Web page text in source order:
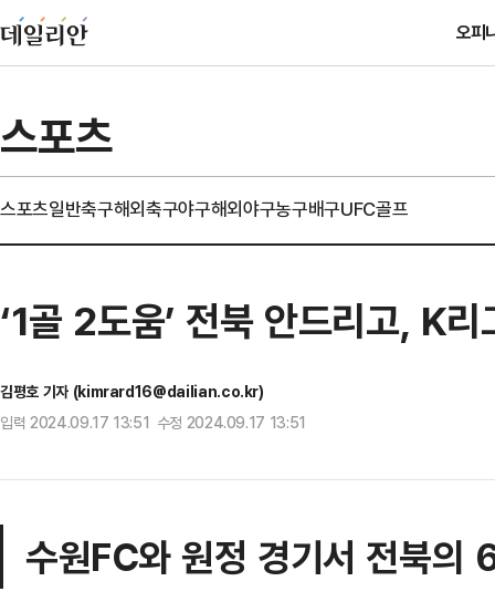
오피
스포츠
스포츠일반축구해외축구야구해외야구농구배구UFC골프
‘1골 2도움’ 전북 안드리고, K
김평호 기자 (kimrard16@dailian.co.kr)
입력 2024.09.17 13:51 수정 2024.09.17 13:51
수원FC와 원정 경기서 전북의